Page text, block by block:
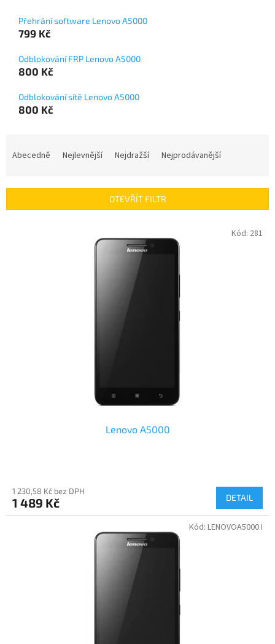
Přehrání software Lenovo A5000
799 Kč
Odblokování FRP Lenovo A5000
800 Kč
Odblokování sítě Lenovo A5000
800 Kč
í
Abecedně Nejlevnější Nejdražší Nejprodávanější
OTEVŘÍT FILTR
Lenovo A5000
1 230,58 Kč bez DPH
1 489 Kč DETAIL
Kód: 281
Kód: LENOVOA5000 I